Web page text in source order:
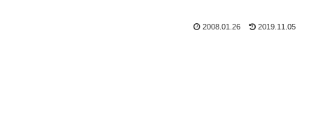
2008.01.26 2019.11.05